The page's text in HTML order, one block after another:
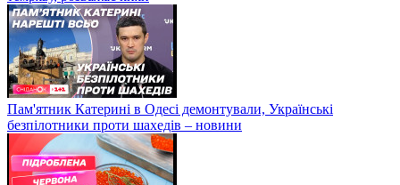
Пам'ятник Катерині в Одесі демонтували, Українські
безпілотники проти шахедів – новини